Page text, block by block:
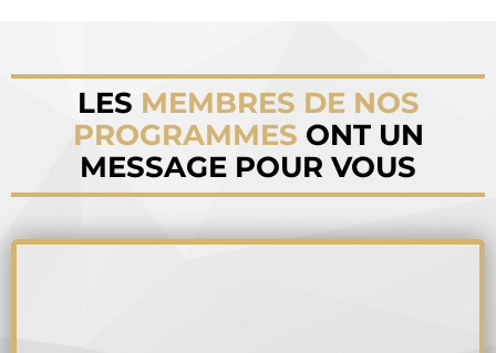
LES MEMBRES DE NOS
PROGRAMMES ONT UN
MESSAGE POUR VOUS